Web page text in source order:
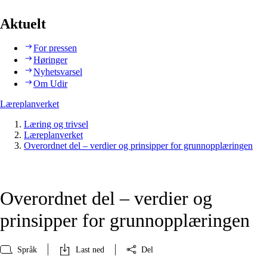
Aktuelt
For pressen
Høringer
Nyhetsvarsel
Om Udir
Læreplanverket
Læring og trivsel
Læreplanverket
Overordnet del – verdier og prinsipper for grunnopplæringen
Overordnet del – verdier og
prinsipper for grunnopplæringen
Språk Last ned Del